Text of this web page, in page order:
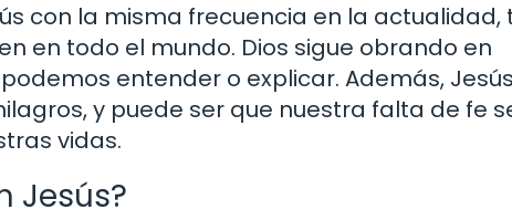
con la misma frecuencia en la actualidad,
en todo el mundo. Dios sigue obrando en
entender o explicar. Además, Jesús
y puede ser que nuestra falta de fe
vidas.
Jesús?